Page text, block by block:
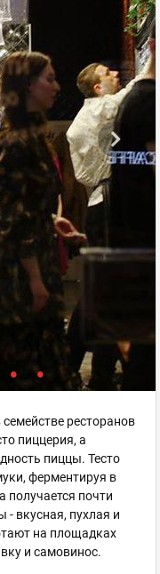
ресторанов
пиццерия, а
пиццы. Тесто
ферментируя в
получается почти
- вкусная, пухлая и
на площадках
и самовинос.